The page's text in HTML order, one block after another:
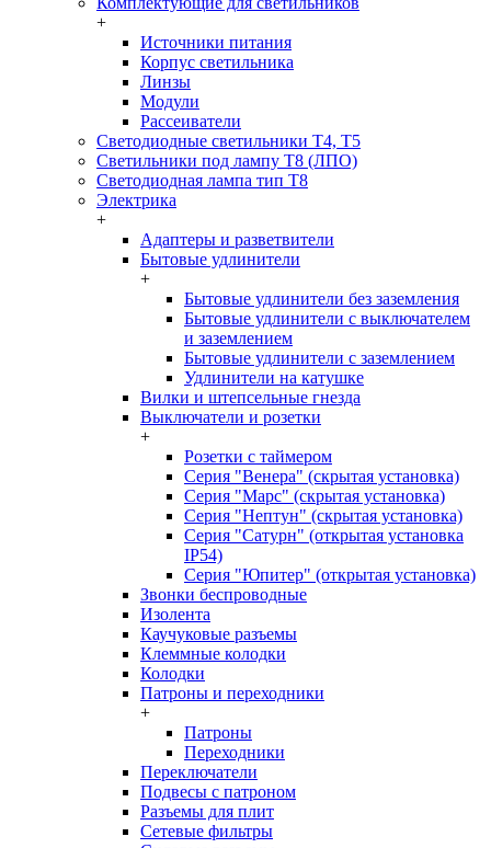
+
Источники питания
Корпус светильника
Линзы
Модули
Рассеиватели
Светодиодные светильники T4, T5
Светильники под лампу Т8 (ЛПО)
Светодиодная лампа тип T8
Электрика
+
Адаптеры и разветвители
Бытовые удлинители
+
Бытовые удлинители без заземления
Бытовые удлинители с выключателем
и заземлением
Бытовые удлинители с заземлением
Удлинители на катушке
Вилки и штепсельные гнезда
Выключатели и розетки
+
Розетки с таймером
Серия "Венера" (скрытая установка)
Серия "Марс" (скрытая установка)
Серия "Нептун" (скрытая установка)
Серия "Сатурн" (открытая установка
IP54)
Серия "Юпитер" (открытая установка)
Звонки беспроводные
Изолента
Каучуковые разъемы
Клеммные колодки
Колодки
Патроны и переходники
+
Патроны
Переходники
Переключатели
Подвесы с патроном
Разъемы для плит
Сетевые фильтры